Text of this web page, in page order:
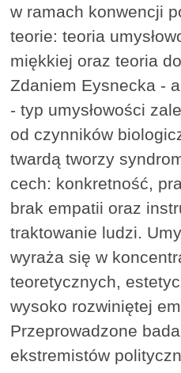
w ramach konwencji
teorie: teoria
miękkiej oraz teoria
Zdaniem Eysnecka -
- typ umysłowości
od czynników
twardą tworzy
cech: konkretność,
brak empatii oraz
traktowanie ludzi.
wyraża się w
teoretycznych,
wysoko rozwiniętej
Przeprowadzone
ekstremistów